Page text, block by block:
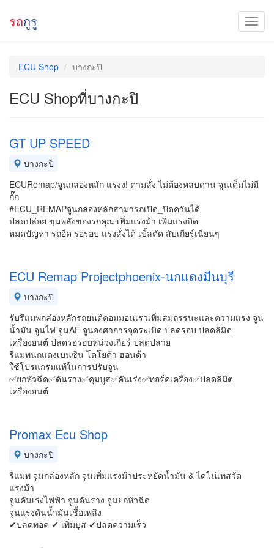
รถกูรู
ECU Shop บางกะปิ
ECU Shopที่บางกะปิ
GT UP SPEED
บางกะปิ
ECURemap/จูนกล่องหลัก แรงง! ตามสั่ง ไม่ต้องหลบด่าน จูนเต็มไม่มี
กั๊ก
#ECU_REMAPจูนกล่องหลักสามารถเปิด_ปิดควันได้
ปลดปล่อย ขุมพลังของรถคุณ เพิ่มแรงม้า เพิ่มแรงบิด
หมดปัญหา รถอืด รอรอบ แรงสั่งได้ เบิ้ลตัด สับเกียร์เนียนๆ
ECU Remap Projectphoenix-นกแดงมีนบุรี
บางกะปิ
รับรีแมพกล่องหลักรถยนต์คอมมอนเรวเพิ่มสมถรรนะและความแรง จูน
น้ำมัน จูนไฟ จูนAF จูนองศาการจุดระเบิด ปลดรอบ ปลดลิมิต
เครื่องยนต์ ปลดรอรอบหน่วงเกียร์ ปลดปลาย
รีแมพนกแดงเบนซิน โตโยต้า ฮอนด้า
ใช้โปรแกรมแท้ในการปรับจูน
✅ยกหัวฉีด✅ดันราง✅คุมบูส✅คันเร่ง✅ทอร์คเครื่อง✅ปลดลิมิต
เครื่องยนต์
Promax Ecu Shop
บางกะปิ
รีแมพ จูนกล่องหลัก จูนเพิ่มแรงม้าประหยัดน้ำมัน & ไดโน่เทสวัด
แรงม้า
จูนคันเร่งไฟฟ้า จูนดันราง จูนยกหัวฉีด
จูนแรงดันน้ำมันเชื้อเพลิง
✔ปลดทอค ✔ เพิ่มบูส ✔ปลดความเร็ว